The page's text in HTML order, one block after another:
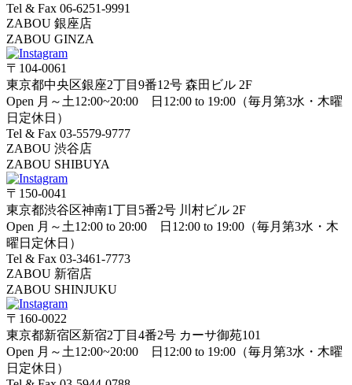
Tel & Fax 06-6251-9991
ZABOU 銀座店
ZABOU GINZA
〒104-0061
東京都中央区銀座2丁目9番12号 森田ビル 2F
Open 月～土12:00~20:00 日12:00 to 19:00（毎月第3水・木曜
日定休日）
Tel & Fax 03-5579-9777
ZABOU 渋谷店
ZABOU SHIBUYA
〒150-0041
東京都渋谷区神南1丁目5番2号 川村ビル 2F
Open 月～土12:00 to 20:00 日12:00 to 19:00（毎月第3水・木
曜日定休日）
Tel & Fax 03-3461-7773
ZABOU 新宿店
ZABOU SHINJUKU
〒160-0022
東京都新宿区新宿2丁目4番2号 カーサ御苑101
Open 月～土12:00~20:00 日12:00 to 19:00（毎月第3水・木曜
日定休日）